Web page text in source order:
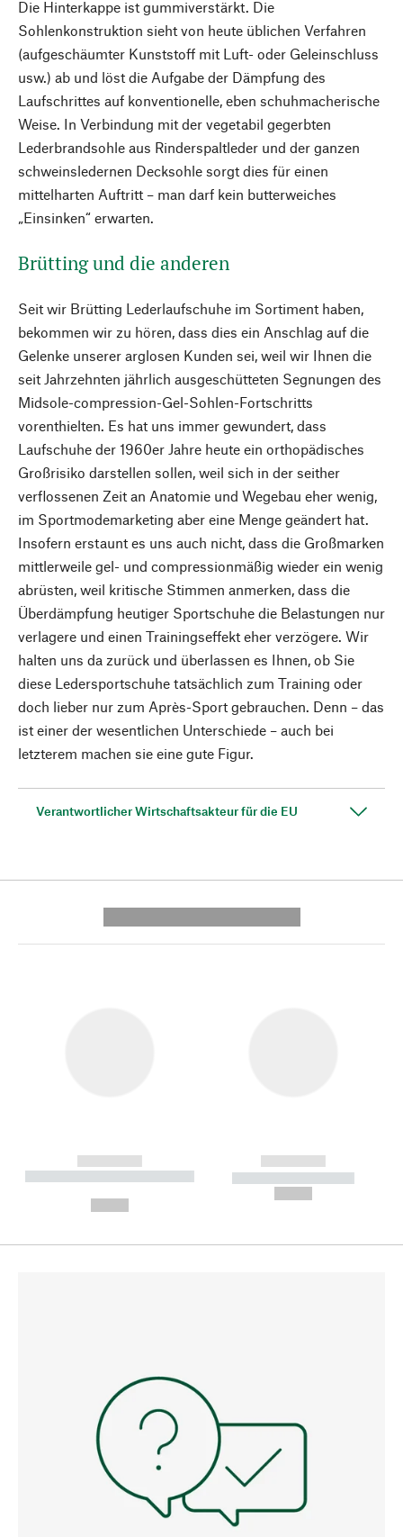
Die Hinterkappe ist gummiverstärkt. Die
Sohlenkonstruktion sieht von heute üblichen Verfahren
(aufgeschäumter Kunststoff mit Luft- oder Geleinschluss
usw.) ab und löst die Aufgabe der Dämpfung des
Laufschrittes auf konventionelle, eben schuhmacherische
Weise. In Verbindung mit der vegetabil gegerbten
Lederbrandsohle aus Rinderspaltleder und der ganzen
schweinsledernen Decksohle sorgt dies für einen
mittelharten Auftritt – man darf kein butterweiches
„Einsinken“ erwarten.
Brütting und die anderen
Seit wir Brütting Lederlaufschuhe im Sortiment haben,
bekommen wir zu hören, dass dies ein Anschlag auf die
Gelenke unserer arglosen Kunden sei, weil wir Ihnen die
seit Jahrzehnten jährlich ausgeschütteten Segnungen des
Midsole-compression-Gel-Sohlen-Fortschritts
vorenthielten. Es hat uns immer gewundert, dass
Laufschuhe der 1960er Jahre heute ein orthopädisches
Großrisiko darstellen sollen, weil sich in der seither
verflossenen Zeit an Anatomie und Wegebau eher wenig,
im Sportmodemarketing aber eine Menge geändert hat.
Insofern erstaunt es uns auch nicht, dass die Großmarken
mittlerweile gel- und compressionmäßig wieder ein wenig
abrüsten, weil kritische Stimmen anmerken, dass die
Überdämpfung heutiger Sportschuhe die Belastungen nur
verlagere und einen Trainingseffekt eher verzögere. Wir
halten uns da zurück und überlassen es Ihnen, ob Sie
diese Ledersportschuhe tatsächlich zum Training oder
doch lieber nur zum Après-Sport gebrauchen. Denn – das
ist einer der wesentlichen Unterschiede – auch bei
letzterem machen sie eine gute Figur.
Verantwortlicher Wirtschaftsakteur für die EU
------------
----------- ----------- --------
------------
----------- -----------